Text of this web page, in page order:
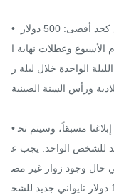
• تُطبق رسوم إضافية على الإقامة لأربعة أشخاص كحد أقصى: 500 دولار
الأسبوع وعطلات نهاية ا
الليلة الواحدة خلال ليلة ر
ورأس السنة الصينية.
• لا يُسمح بدخول الضيوف دون حجز مسبق. يجب إبلاغنا مسبقاً، وسيتم تح
تايواني جديد للشخص الواحد. يجب ع
قبل الساعة 10:00 مساءً. في حال وجود زوار غير مص
رح لهم، سيتم تحصيل رسوم زيارة قدرها 1000 دولار تايواني جديد للشخ